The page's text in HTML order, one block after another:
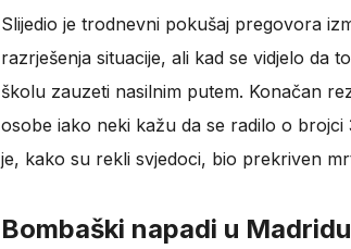
Slijedio je trodnevni pokušaj pregovora
razrješenja situacije, ali kad se vidjelo da
školu zauzeti nasilnim putem. Konačan
osobe iako neki kažu da se radilo o
je, kako su rekli svjedoci, bio prekriven
Bombaški napadi u Madridu